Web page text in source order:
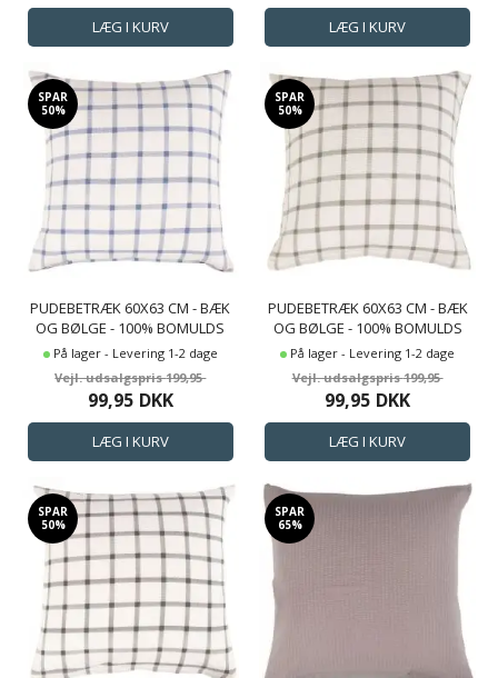
SPAR
50%
PUDEBETRÆK 60X63 CM - BÆK
OG BØLGE - 100% BOMULDS
KREP - BLÅ TERN
På lager - Levering 1-2 dage
199,95
99,95 DKK
SPAR
50%
PUDEBETRÆK 60X63 CM - BÆK
OG BØLGE - 100% BOMULDS
KREP - GRØNNE TERN
På lager - Levering 1-2 dage
199,95
99,95 DKK
SPAR
50%
SPAR
65%